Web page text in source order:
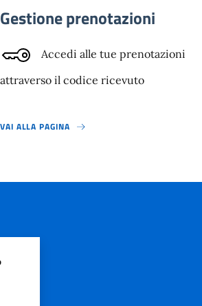
Gestione prenotazioni
Accedi alle tue prenotazioni
attraverso il codice ricevuto
VAI ALLA PAGINA